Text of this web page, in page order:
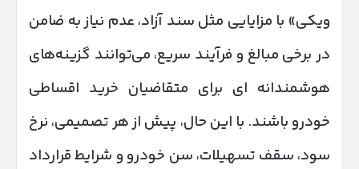
ویکی» با مزایایی مثل سند آزاد، عدم نیاز به ضامن
در برخی مبالغ و فرآیند سریع، می‌توانند گزینه‌های
هوشمندانه‌ ای برای متقاضیان خرید اقساطی
خودرو باشند. با این حال، پیش از هر تصمیمی، نرخ
سود، سقف تسهیلات، سن خودرو و شرایط قرارداد